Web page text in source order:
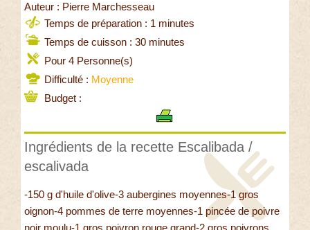
Auteur : Pierre Marchesseau
Temps de préparation : 1 minutes
Temps de cuisson : 30 minutes
Pour 4 Personne(s)
Difficulté : Moyenne
Budget :
Ingrédients de la recette Escalibada /
escalivada
-150 g d'huile d'olive-3 aubergines moyennes-1 gros
oignon-4 pommes de terre moyennes-1 pincée de poivre
noir moulu-1 gros poivron rouge grand-2 gros poivrons